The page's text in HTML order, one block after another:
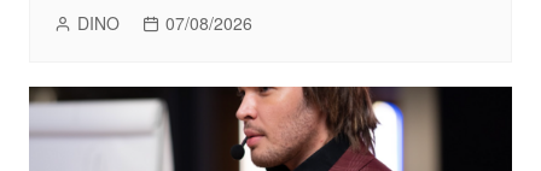
DINO 07/08/2026